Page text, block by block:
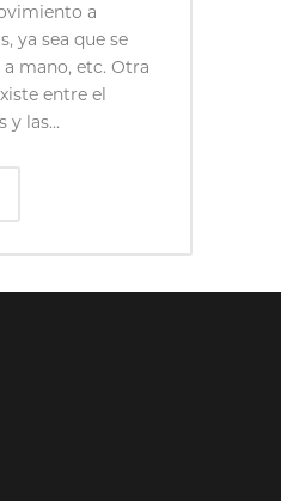
a
ya sea que se
a mano, etc. Otra
entre el
y las...